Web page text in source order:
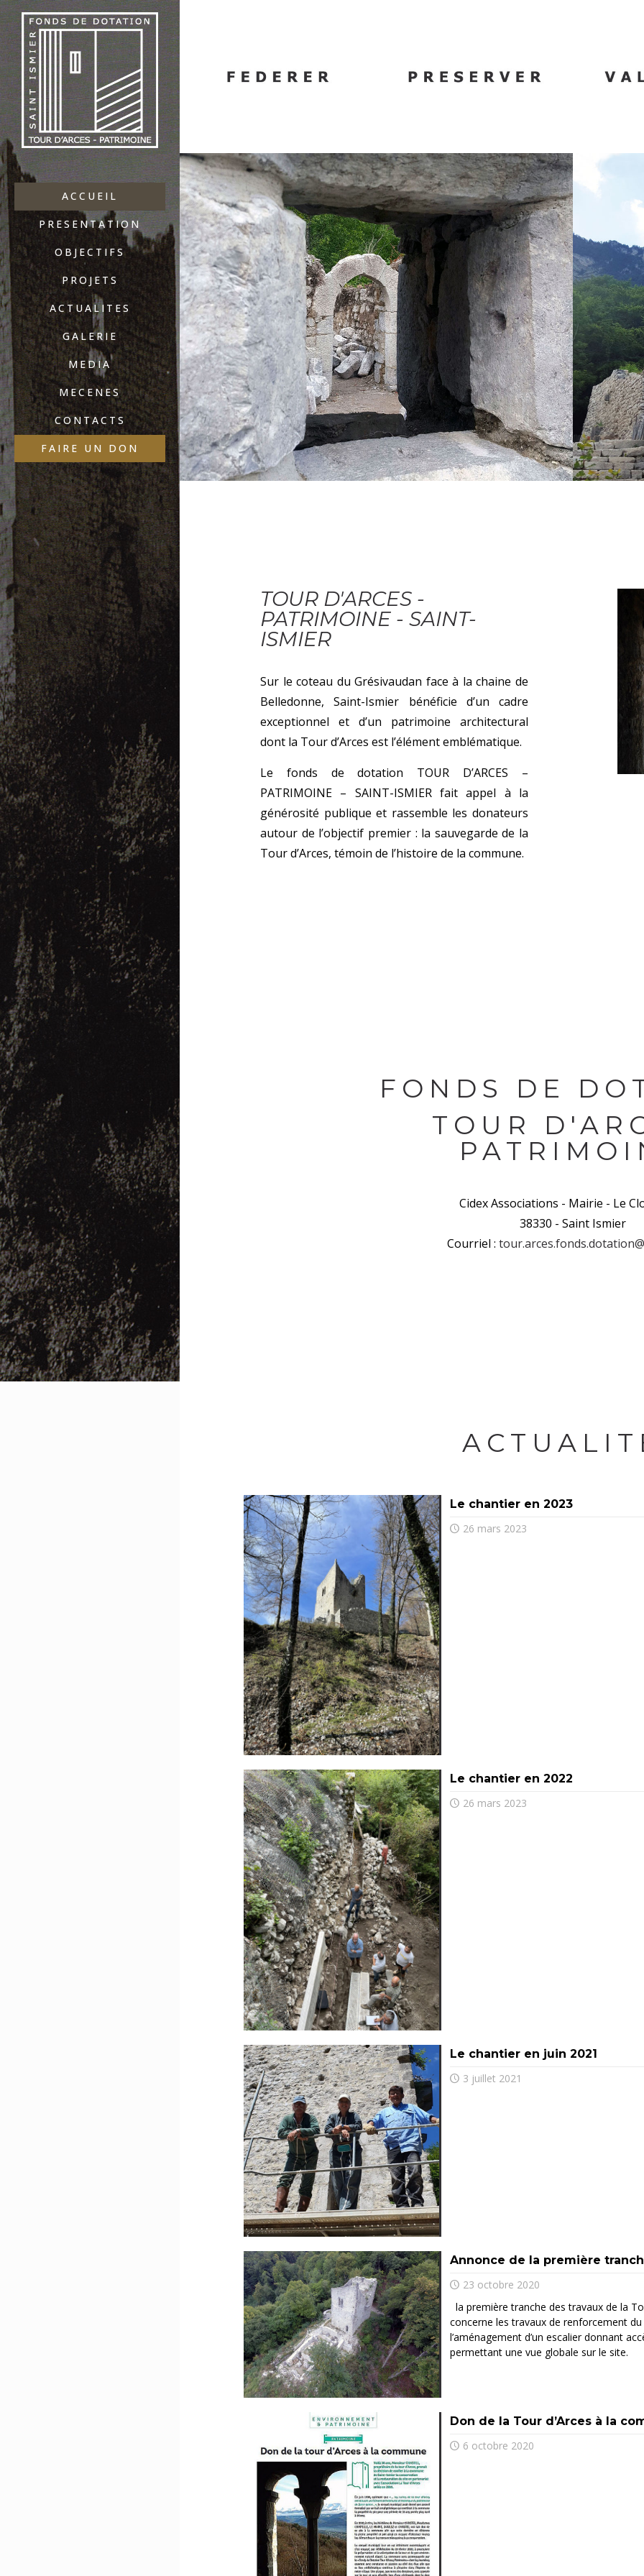
ACCUEIL
PRESENTATION
OBJECTIFS
PROJETS
ACTUALITES
GALERIE
MEDIA
MECENES
CONTACTS
FAIRE UN DON
TOUR D'ARCES -
PATRIMOINE - SAINT-
ISMIER
Sur le coteau du Grésivaudan face à la chaine de
Belledonne, Saint-Ismier bénéficie d’un cadre
exceptionnel et d’un patrimoine architectural
dont la Tour d’Arces est l’élément emblématique.
Le fonds de dotation TOUR D’ARCES –
PATRIMOINE – SAINT-ISMIER fait appel à la
générosité publique et rassemble les donateurs
autour de l’objectif premier : la sauvegarde de la
Tour d’Arces, témoin de l’histoire de la commune.
FONDS DE
TOUR
Cidex Associations - Mairie - Le
38330 - Saint Ismier
Courriel :
Le chantier en 2023
26 mars 2023
Le chantier en 2022
26 mars 2023
Le chantier en juin 2021
3 juillet 2021
Annonce de la première
23 octobre 2020
la première tranche des travaux de la
concerne les travaux de renforcement
l’aménagement d’un escalier donnant
permettant une vue globale sur le site.
Don de la Tour d’Arces à la
6 octobre 2020